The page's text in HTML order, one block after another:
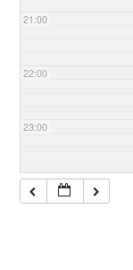
21:00
22:00
23:00